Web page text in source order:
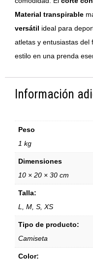
Material transpirable
versátil ideal para
atletas y entusiastas del
estilo en una prenda
Información
Peso
1 kg
Dimensiones
10 × 20 × 30 cm
Talla:
L, M, S, XS
Tipo de producto:
Camiseta
Color: